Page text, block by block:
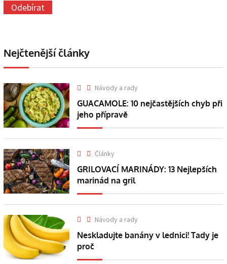
Nejčtenější články
Návody a rady
GUACAMOLE: 10 nejčastějších chyb při
jeho přípravě
Články
GRILOVACÍ MARINÁDY: 13 Nejlepších
marinád na gril
Návody a rady
Neskladujte banány v lednici! Tady je
proč